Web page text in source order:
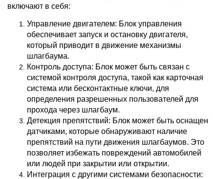
включают в себя:
Управление двигателем: Блок управления
обеспечивает запуск и остановку двигателя,
который приводит в движение механизмы
шлагбаума.
Контроль доступа: Блок может быть связан с
системой контроля доступа, такой как карточная
система или бесконтактные ключи, для
определения разрешенных пользователей для
прохода через шлагбаум.
Детекция препятствий: Блок может быть оснащен
датчиками, которые обнаруживают наличие
препятствий на пути движения шлагбаумов. Это
позволяет избежать повреждений автомобилей
или людей при закрытии или открытии.
Интеграция с другими системами безопасности: